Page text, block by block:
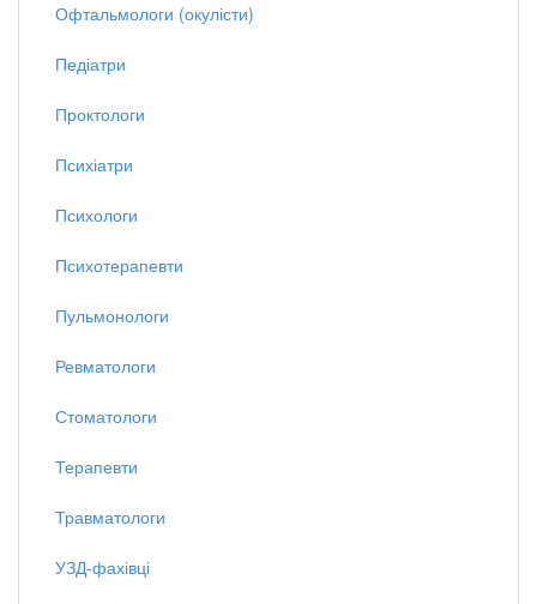
Офтальмологи (окулісти)
Педіатри
Проктологи
Психіатри
Психологи
Психотерапевти
Пульмонологи
Ревматологи
Стоматологи
Терапевти
Травматологи
УЗД-фахівці